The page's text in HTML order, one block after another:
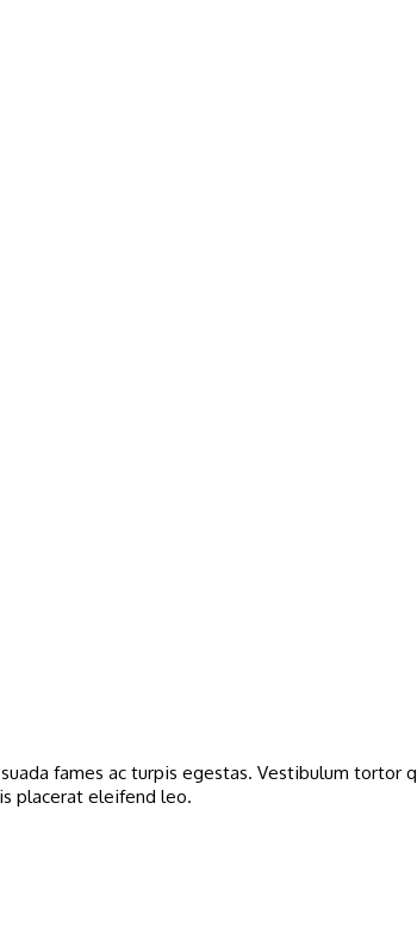
fames ac turpis egestas. Vestibulum
placerat eleifend leo.